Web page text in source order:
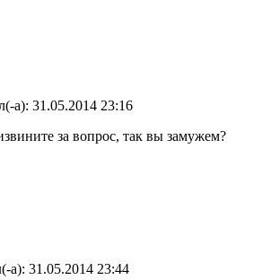
а): 31.05.2014 23:16
за вопрос, так вы замужем?
а): 31.05.2014 23:44